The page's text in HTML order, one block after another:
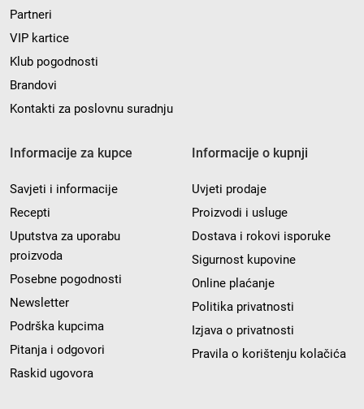
Partneri
VIP kartice
Klub pogodnosti
Brandovi
Kontakti za poslovnu suradnju
Informacije za kupce
Savjeti i informacije
Recepti
Uputstva za uporabu
proizvoda
Posebne pogodnosti
Newsletter
Podrška kupcima
Pitanja i odgovori
Raskid ugovora
Informacije o kupnji
Uvjeti prodaje
Proizvodi i usluge
Dostava i rokovi isporuke
Sigurnost kupovine
Online plaćanje
Politika privatnosti
Izjava o privatnosti
Pravila o korištenju kolačića